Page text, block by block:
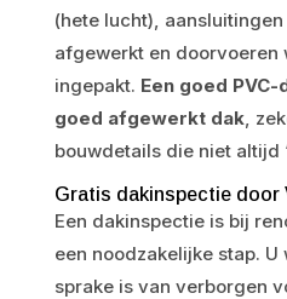
(hete lucht),
afgewerkt en doorvoeren
ingepakt. Een goed
goed afgewerkt dak,
bouwdetails die niet altijd
Gratis dakinspectie door
Een dakinspectie is bij
een noodzakelijke stap.
sprake is van verborgen